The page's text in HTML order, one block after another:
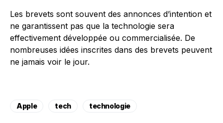
Les brevets sont souvent des annonces d’intention et
ne garantissent pas que la technologie sera
effectivement développée ou commercialisée. De
nombreuses idées inscrites dans des brevets peuvent
ne jamais voir le jour.
Apple tech technologie